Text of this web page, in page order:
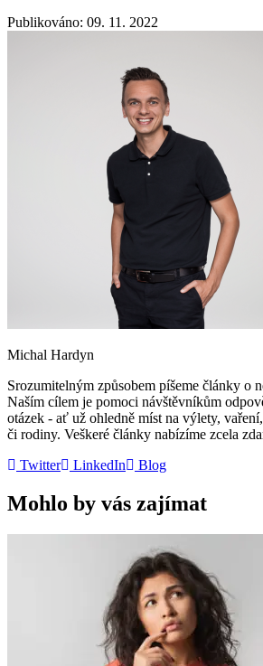
Publikováno: 09. 11. 2022
Michal Hardyn
Srozumitelným způsobem píšeme články o
Naším cílem je pomoci návštěvníkům
otázek - ať už ohledně míst na výlety,
či rodiny. Veškeré články nabízíme zcela
Twitter
LinkedIn Blog
Mohlo by vás zajímat